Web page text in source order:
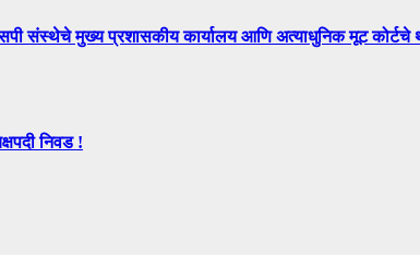
मुख्य प्रशासकीय कार्यालय आणि अत्याधुनिक मूट कोर्टचे
निवड !